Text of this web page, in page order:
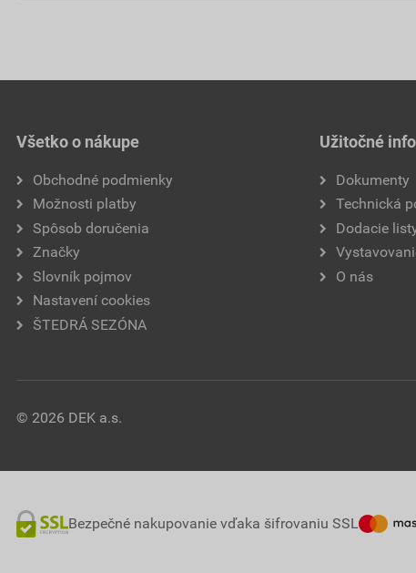
Všetko o nákupe
Obchodné podmienky
Možnosti platby
Spôsob doručenia
Značky
Slovník pojmov
Nastavení cookies
ŠTEDRÁ SEZÓNA
Užitočné
Dokumenty
Technická
Dodacie
O nás
© 2026 DEK a.s.
Bezpečné nakupovanie vďaka šifrovaniu SSL